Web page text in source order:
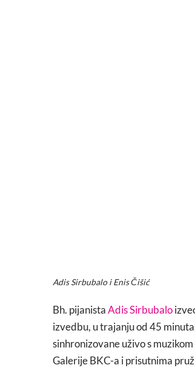
Adis Sirbubalo i Enis Čišić
Bh. pijanistaAdis Sirbubalo
izvedbu, u trajanju od 45
sinhronizovane uživo s
Galerije BKC-a i prisutnima